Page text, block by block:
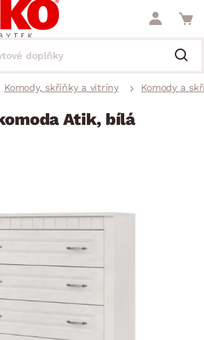
Komody, skříňky a vitríny Komody a
Atik, bílá